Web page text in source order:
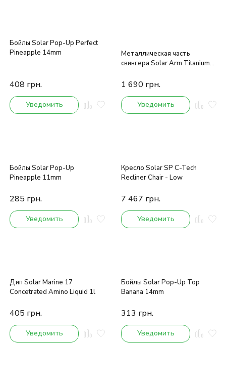
Бойлы Solar Pop-Up Perfect
Pineapple 14mm
408 грн.
Уведомить
Металлическая часть
свингера Solar Arm Titanium
1 690 грн.
Уведомить
Бойлы Solar Pop-Up
Pineapple 11mm
285 грн.
Уведомить
Кресло Solar SP C-Tech
Recliner Chair - Low
7 467 грн.
Уведомить
Дип Solar Marine 17
Concetrated Amino Liquid 1l
405 грн.
Уведомить
Бойлы Solar Pop-Up Top
Banana 14mm
313 грн.
Уведомить